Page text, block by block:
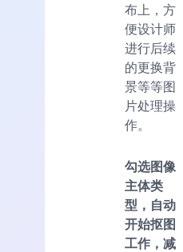
布上，方
便设计师
进行后续
的更换背
景等等图
片处理操
作。
勾选图像
主体类
型，自动
开始抠图
工作，减